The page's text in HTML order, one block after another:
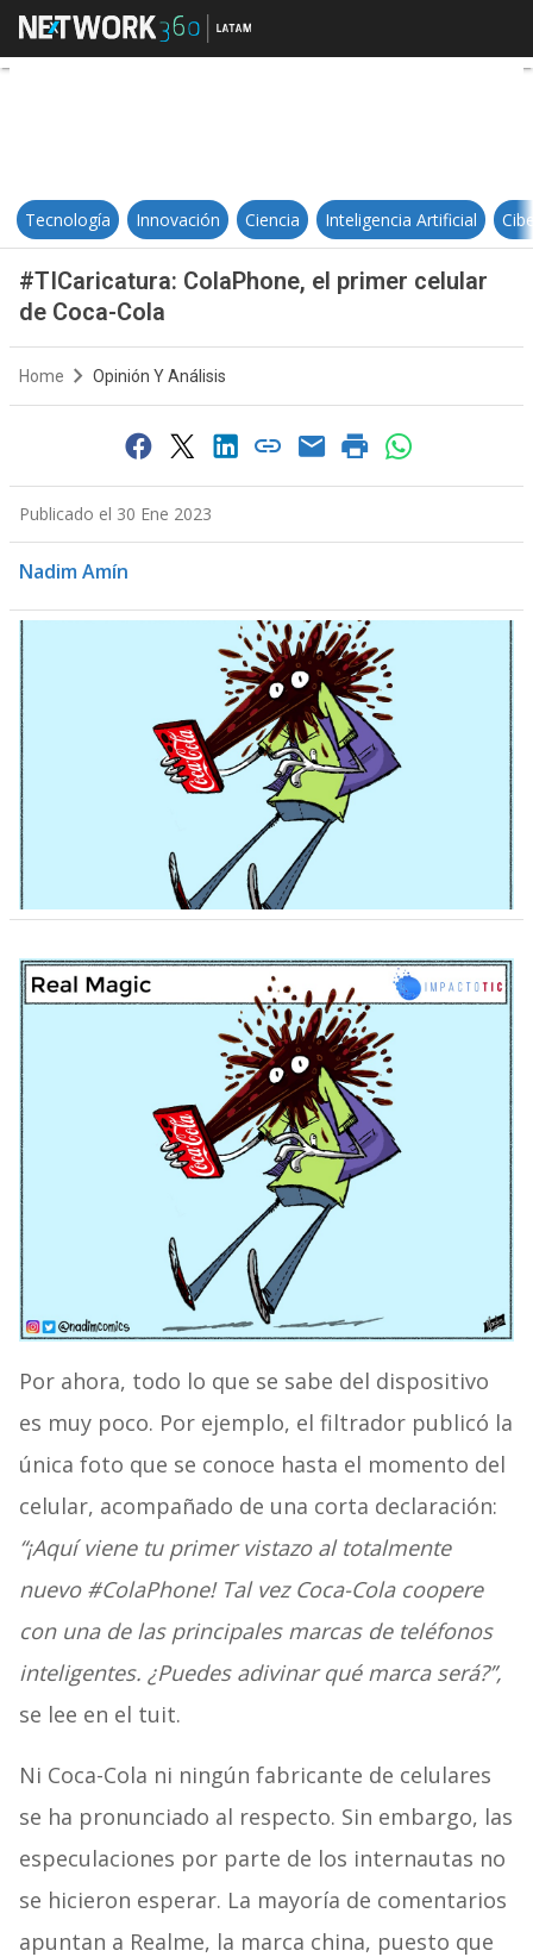
#TICaricatura: ColaPhone, el
Tecnología Innovación Ciencia Inteligencia Artificial
#TICaricatura: ColaPhone, el primer celular
de Coca-Cola
Home Opinión Y Análisis
Publicado el 30 Ene 2023
Nadim Amín
Por ahora, todo lo que se sabe del dispositivo
es muy poco. Por ejemplo, el filtrador publicó la
única foto que se conoce hasta el momento del
celular, acompañado de una corta declaración:
“¡Aquí viene tu primer vistazo al totalmente
nuevo #ColaPhone! Tal vez Coca-Cola coopere
con una de las principales marcas de teléfonos
inteligentes. ¿Puedes adivinar qué marca será?”,
se lee en el tuit.
Ni Coca-Cola ni ningún fabricante de celulares
se ha pronunciado al respecto. Sin embargo, las
especulaciones por parte de los internautas no
se hicieron esperar. La mayoría de comentarios
apuntan a Realme, la marca china, puesto que